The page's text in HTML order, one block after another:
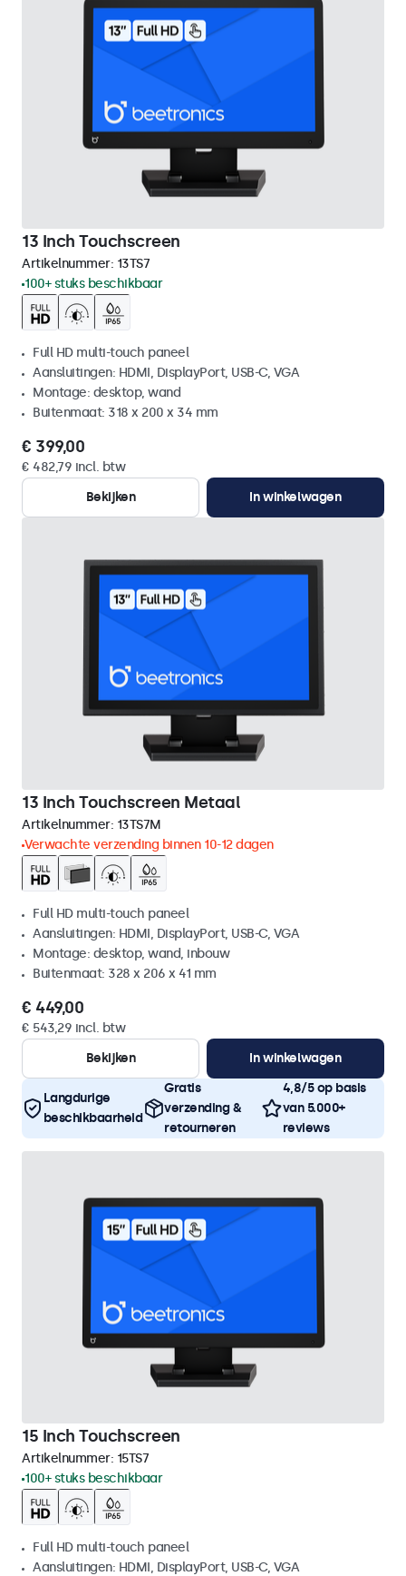
13 Inch Touchscreen
Artikelnummer: 13TS7
100+ stuks beschikbaar
Full HD multi-touch paneel
Aansluitingen: HDMI, DisplayPort, USB-C, VGA
Montage: desktop, wand
Buitenmaat: 318 x 200 x 34 mm
€ 399,00
€ 482,79 incl. btw
Bekijken
In winkelwagen
13 Inch Touchscreen Metaal
Artikelnummer: 13TS7M
Verwachte verzending binnen 10-12 dagen
Full HD multi-touch paneel
Aansluitingen: HDMI, DisplayPort, USB-C, VGA
Montage: desktop, wand, inbouw
Buitenmaat: 328 x 206 x 41 mm
€ 449,00
€ 543,29 incl. btw
Bekijken
In winkelwagen
Langdurige
beschikbaarheid
Gratis
verzending &
retourneren
4,8/5 op basis
van 5.000+
reviews
15 Inch Touchscreen
Artikelnummer: 15TS7
100+ stuks beschikbaar
Full HD multi-touch paneel
Aansluitingen: HDMI, DisplayPort, USB-C, VGA